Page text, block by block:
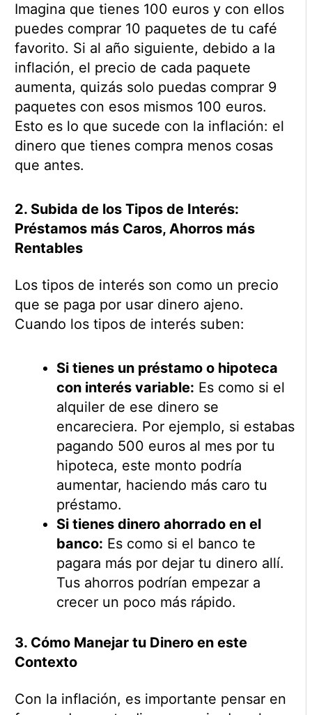
Imagina que tienes 100 euros y con ellos
puedes comprar 10 paquetes de tu café
favorito. Si al año siguiente, debido a la
inflación, el precio de cada paquete
aumenta, quizás solo puedas comprar 9
paquetes con esos mismos 100 euros.
Esto es lo que sucede con la inflación: el
dinero que tienes compra menos cosas
que antes.
2. Subida de los Tipos de Interés:
Préstamos más Caros, Ahorros más
Rentables
Los tipos de interés son como un precio
que se paga por usar dinero ajeno.
Cuando los tipos de interés suben:
Si tienes un préstamo o hipoteca
con interés variable: Es como si el
alquiler de ese dinero se
encareciera. Por ejemplo, si estabas
pagando 500 euros al mes por tu
hipoteca, este monto podría
aumentar, haciendo más caro tu
préstamo.
Si tienes dinero ahorrado en el
banco: Es como si el banco te
pagara más por dejar tu dinero allí.
Tus ahorros podrían empezar a
crecer un poco más rápido.
3. Cómo Manejar tu Dinero en este
Contexto
Con la inflación, es importante pensar en